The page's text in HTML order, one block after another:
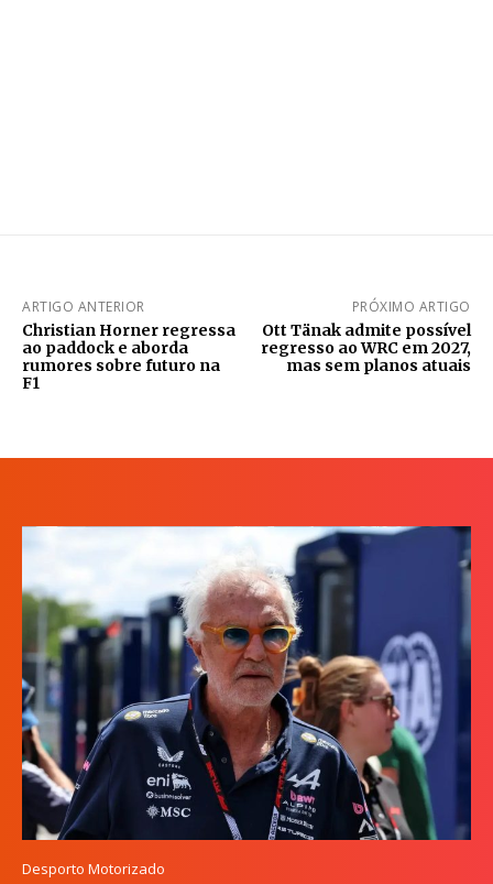
ARTIGO ANTERIOR
Christian Horner regressa
ao paddock e aborda
rumores sobre futuro na
F1
PRÓXIMO ARTIGO
Ott Tänak admite possível
regresso ao WRC em 2027,
mas sem planos atuais
Desporto Motorizado